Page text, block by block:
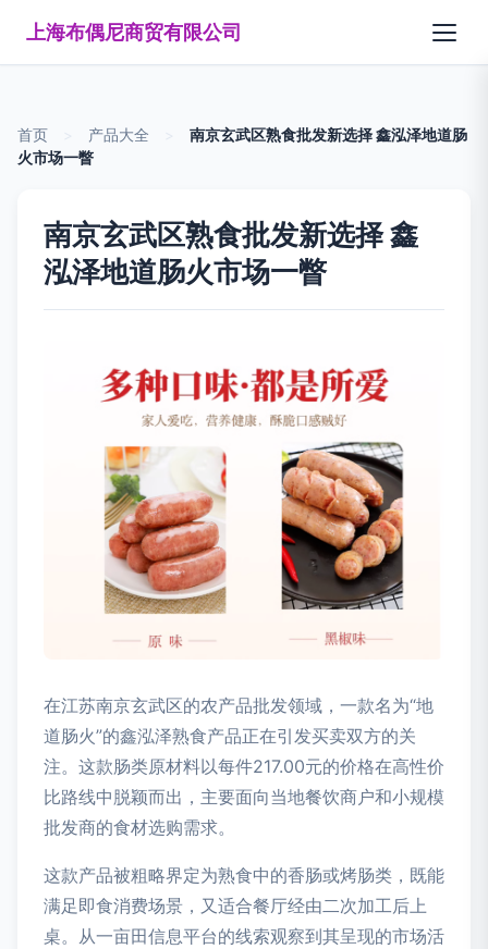
上海布偶尼商贸有限公司
首页 产品大全
南京玄武区熟食批发新选择 鑫泓泽地道肠
火市场一瞥
南京玄武区熟食批发新选择 鑫
泓泽地道肠火市场一瞥
在江苏南京玄武区的农产品批发领域，一款名为“地
道肠火”的鑫泓泽熟食产品正在引发买卖双方的关
注。这款肠类原材料以每件217.00元的价格在高性价
比路线中脱颖而出，主要面向当地餐饮商户和小规模
批发商的食材选购需求。
这款产品被粗略界定为熟食中的香肠或烤肠类，既能
满足即食消费场景，又适合餐厅经由二次加工后上
桌。从一亩田信息平台的线索观察到其呈现的市场活